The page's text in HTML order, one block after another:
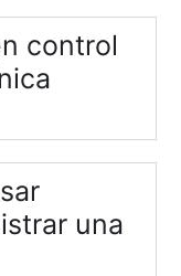
control
una